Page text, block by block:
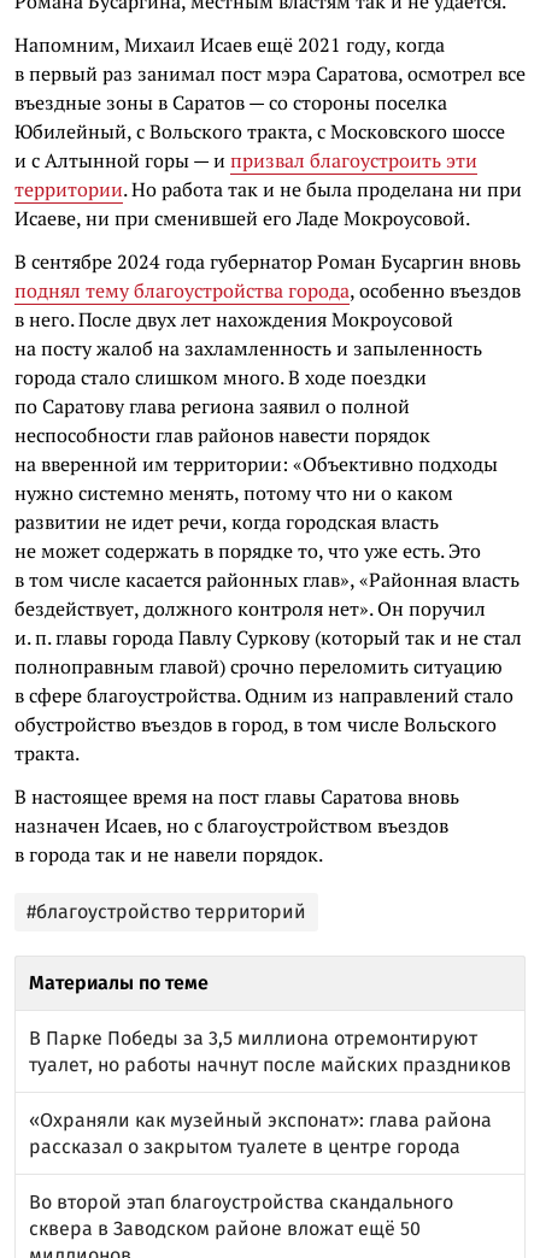
Напомним, Михаил Исаев ещё 2021 году, когда
в первый раз занимал пост мэра Саратова, осмотрел все
въездные зоны в Саратов — со стороны поселка
Юбилейный, с Вольского тракта, с Московского шоссе
и с Алтынной горы — и призвал благоустроить эти
территории. Но работа так и не была проделана ни при
Исаеве, ни при сменившей его Ладе Мокроусовой.
В сентябре 2024 года губернатор Роман Бусаргин вновь
поднял тему благоустройства города, особенно въездов
в него. После двух лет нахождения Мокроусовой
на посту жалоб на захламленность и запыленность
города стало слишком много. В ходе поездки
по Саратову глава региона заявил о полной
неспособности глав районов навести порядок
на вверенной им территории: «Объективно подходы
нужно системно менять, потому что ни о каком
развитии не идет речи, когда городская власть
не может содержать в порядке то, что уже есть. Это
в том числе касается районных глав», «Районная власть
бездействует, должного контроля нет». Он поручил
и. п. главы города Павлу Суркову (который так и не стал
полноправным главой) срочно переломить ситуацию
в сфере благоустройства. Одним из направлений стало
обустройство въездов в город, в том числе Вольского
тракта.
В настоящее время на пост главы Саратова вновь
назначен Исаев, но с благоустройством въездов
в города так и не навели порядок.
#благоустройство территорий
Материалы по теме
В Парке Победы за 3,5 миллиона отремонтируют
туалет, но работы начнут после майских праздников
«Охраняли как музейный экспонат»: глава района
рассказал о закрытом туалете в центре города
Во второй этап благоустройства скандального
сквера в Заводском районе вложат ещё 50